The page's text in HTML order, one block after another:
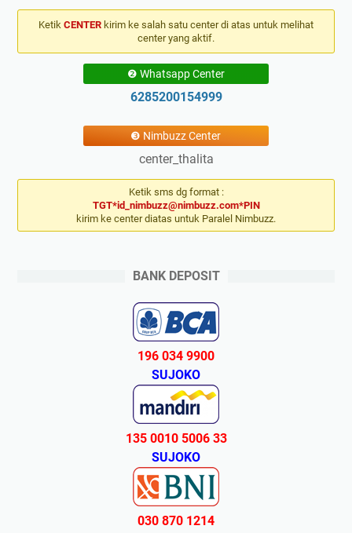
Ketik CENTER kirim ke salah satu center di atas untuk melihat
center yang aktif.
❷ Whatsapp Center
6285200154999
❸ Nimbuzz Center
center_thalita
Ketik sms dg format :
TGT*id_nimbuzz@nimbuzz.com*PIN
kirim ke center diatas untuk Paralel Nimbuzz.
BANK DEPOSIT
196 034 9900
SUJOKO
135 0010 5006 33
SUJOKO
030 870 1214